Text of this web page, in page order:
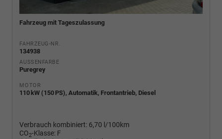
Fahrzeug mit Tageszulassung
FAHRZEUG-NR.
134938
AUSSENFARBE
Puregrey
MOTOR
110 kW (150 PS), Automatik, Frontantrieb, Diesel
Verbrauch kombiniert: 6,70 l/100km
CO2-Klasse: F